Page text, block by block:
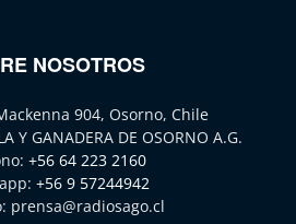
NOSOTROS
904, Osorno, Chile
Y GANADERA DE OSORNO A.G.
+56 64 223 2160
+56 9 57244942
prensa@radiosago.cl